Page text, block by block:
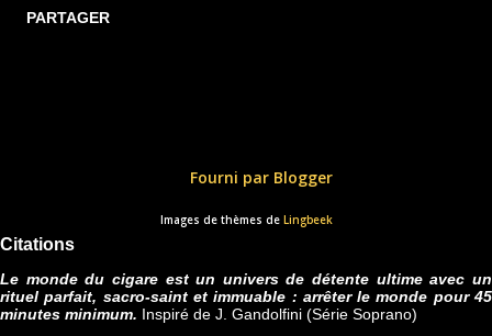
PARTAGER
Fourni par Blogger
Images de thèmes de Lingbeek
Citations
Le monde du cigare est un univers de détente ultime avec un
rituel parfait, sacro-saint et immuable : arrêter le monde pour 45
minutes minimum. Inspiré de J. Gandolfini (Série Soprano)